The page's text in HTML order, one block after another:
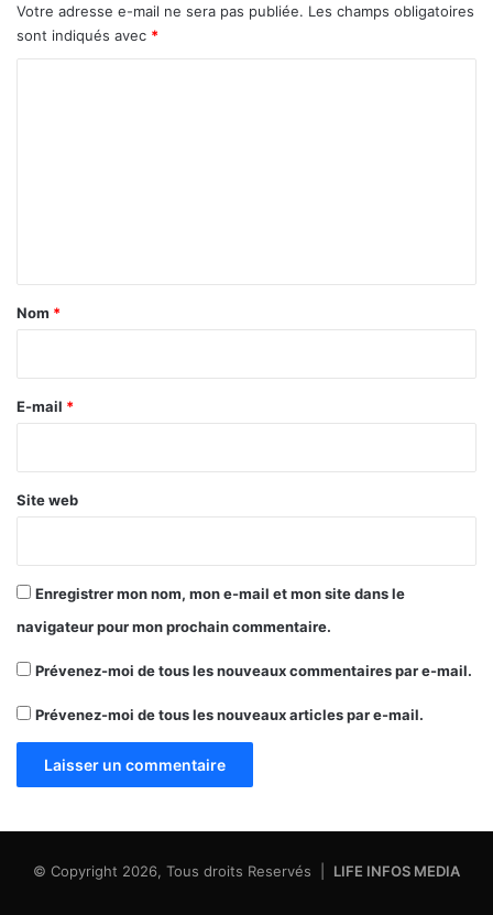
Votre adresse e-mail ne sera pas publiée. Les champs obligatoires
sont indiqués avec *
a
e
Nom *
E-mail *
Site web
Enregistrer mon nom, mon e-mail et mon site dans le
navigateur pour mon prochain commentaire.
Prévenez-moi de tous les nouveaux commentaires par e-mail.
Prévenez-moi de tous les nouveaux articles par e-mail.
© Copyright 2026, Tous droits Reservés | LIFE INFOS MEDIA